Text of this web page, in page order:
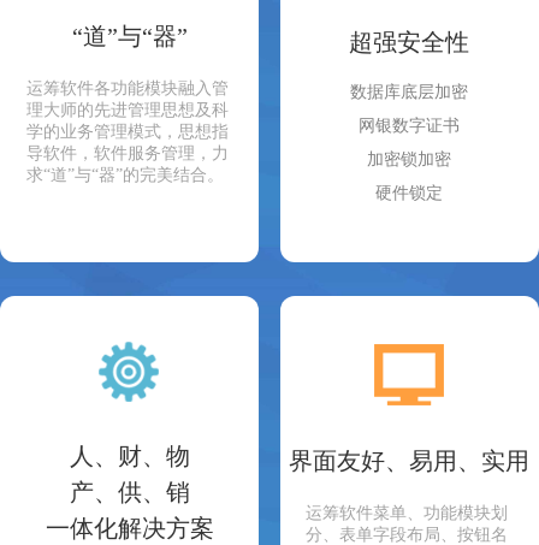
“道”与“器”
运筹软件各功能模块融入管
理大师的先进管理思想及科
学的业务管理模式，思想指
导软件，软件服务管理，力
求“道”与“器”的完美结合。
超强安全性
数据库底层加密
网银数字证书
加密锁加密
硬件锁定
人、财、物
产、供、销
一体化解决方案
界面友好、易用、实用
运筹软件菜单、功能模块划
分、表单字段布局、按钮名